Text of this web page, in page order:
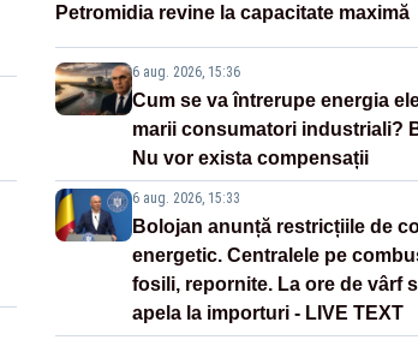
Petromidia revine la capacitate maximă
6 aug. 2026, 15:36
Cum se va întrerupe energia
marii consumatori industriali?
Nu vor exista compensații
6 aug. 2026, 15:33
Bolojan anunță restricțiile de
energetic. Centralele pe
fosili, repornite. La ore de vârf
apela la importuri - LIVE TEXT